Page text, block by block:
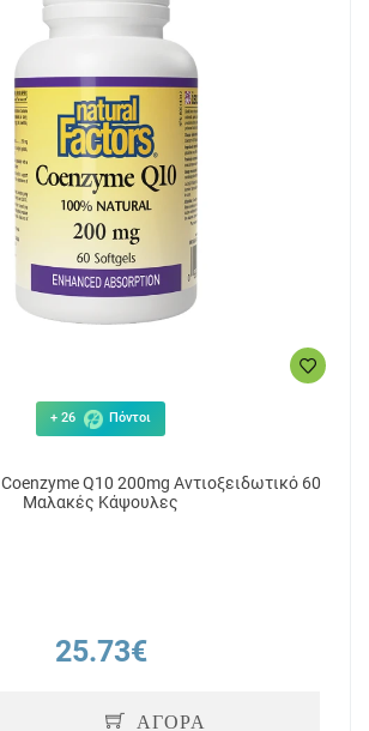
+ 26 Πόντοι
Q10 200mg Αντιοξειδωτικό 60
Μαλακές Κάψουλες
25.73€
ΑΓΟΡΑ